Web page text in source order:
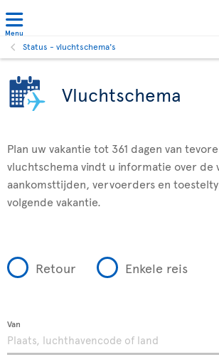
Menu
Status - vluchtschema's
Vluchtschema
Plan uw vakantie tot 361 dagen van
vluchtschema vindt u informatie over de
aankomsttijden, vervoerders en
volgende vakantie.
Retour Enkele reis
Van